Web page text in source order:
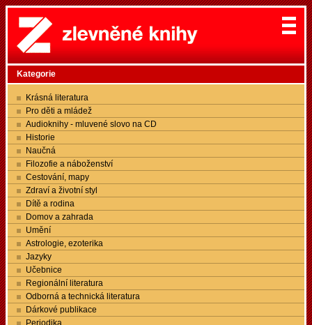
Kategorie
Krásná literatura
Pro děti a mládež
Audioknihy - mluvené slovo na CD
Historie
Naučná
Filozofie a náboženství
Cestování, mapy
Zdraví a životní styl
Dítě a rodina
Domov a zahrada
Umění
Astrologie, ezoterika
Jazyky
Učebnice
Regionální literatura
Odborná a technická literatura
Dárkové publikace
Periodika